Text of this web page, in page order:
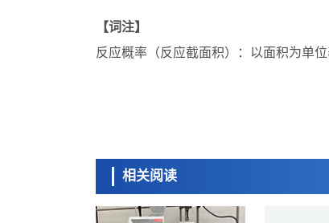
【词注】
反应概率（反应截面积）：以面积为单
相关阅读